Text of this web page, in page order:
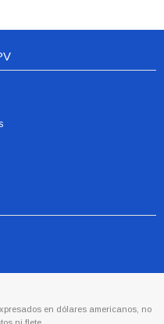
en dólares americanos, no